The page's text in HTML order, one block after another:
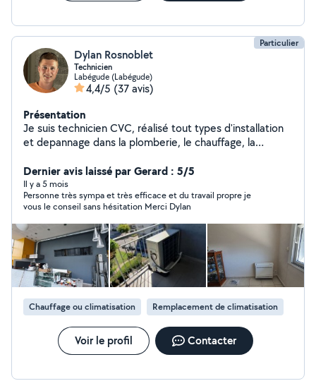
Particulier
Dylan Rosnoblet
Technicien
Labégude (Labégude)
4,4/5 (37 avis)
Présentation
Je suis technicien CVC, réalisé tout types d'installation
et depannage dans la plomberie, le chauffage, la
l'outillage nécessaire. Professionnel mais pas encore à
mon compte. J'ai un camion pour débarrasser des
affaires. Soudure : chalumeau, arc, TIG réparation
chaise, table, meuble... Cuisine, salle de bain, dressing,
porte coulissante sur mesure
Dernier avis laissé par Gerard : 5/5
Il y a 5 mois
Personne très sympa et très efficace et du travail propre je
vous le conseil sans hésitation Merci Dylan
Chauffage ou climatisation Remplacement de climatisation
Voir le profil Contacter